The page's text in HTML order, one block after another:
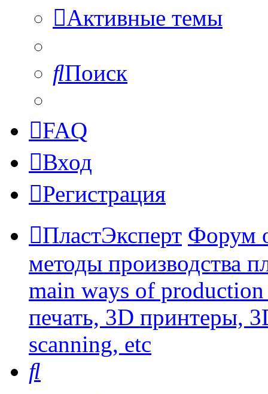
Активные темы
Поиск
FAQ
Вход
Регистрация
ПластЭксперт Форум
методы производства
main ways of
печать, 3D принтеры,
scanning, etc